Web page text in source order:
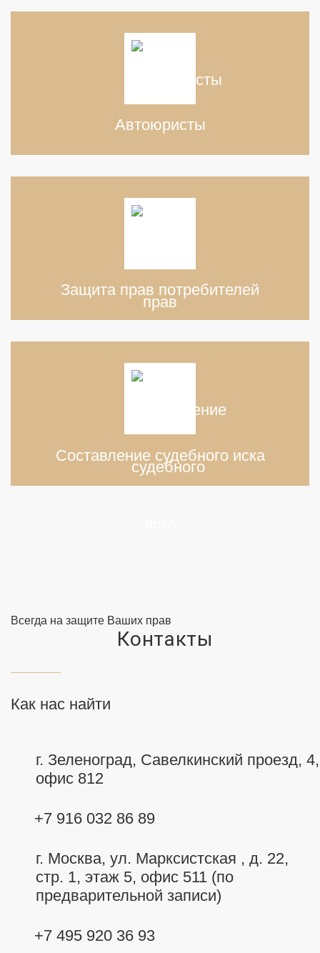
Автоюристы
Защита прав потребителей
Составление судебного иска
Всегда на защите Ваших прав
Контакты
Как нас найти
г. Зеленоград, Савелкинский проезд, 4,
офис 812
+7 916 032 86 89
г. Москва, ул. Марксистская , д. 22,
стр. 1, этаж 5, офис 511 (по
предварительной записи)
+7 495 920 36 93